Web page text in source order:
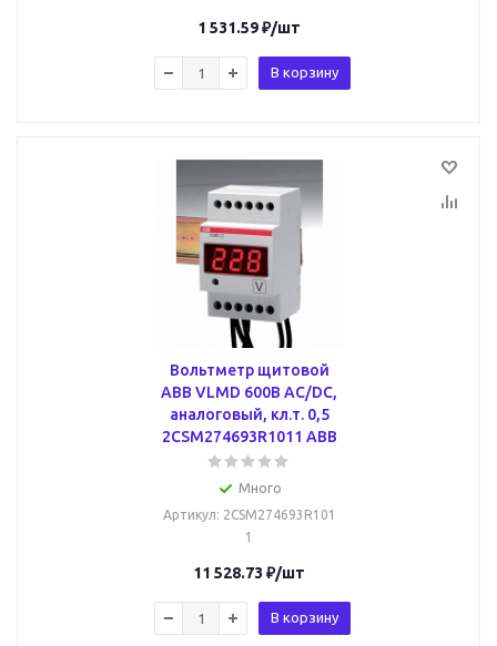
1 531.59₽/шт
В корзину
Вольтметр щитовой
ABB VLMD 600В AC/DC,
аналоговый, кл.т. 0,5
2CSM274693R1011 ABB
Много
Артикул: 2CSM274693R101
1
11 528.73 ₽/шт
В корзину